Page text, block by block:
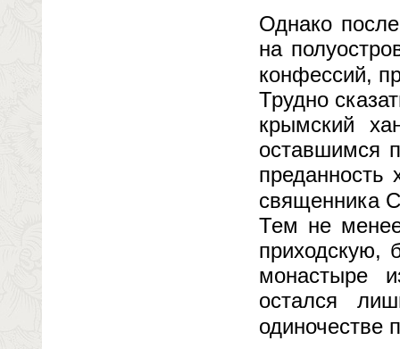
Однако
на
конфессий,
Трудно
крымский
оставшимся
преданность
священника
Тем не
приходскую,
монастыре
остался
одиночестве